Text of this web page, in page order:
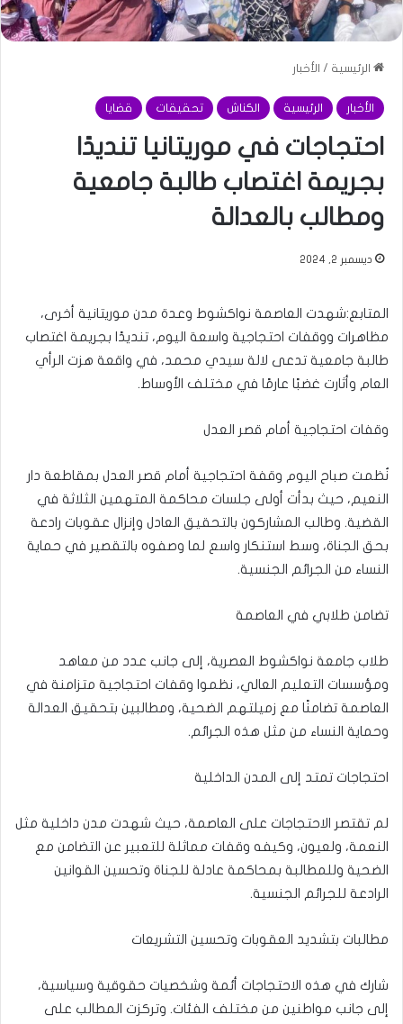
الرئيسية / الأخبار
الأخبار الرئيسية الكناش تحقيقات قضايا
احتجاجات في موريتانيا تنديدًا
بجريمة اغتصاب طالبة جامعية
ومطالب بالعدالة
ديسمبر 2, 2024
المتابع:شهدت العاصمة نواكشوط وعدة مدن موريتانية أخرى،
مظاهرات ووقفات احتجاجية واسعة اليوم، تنديدًا بجريمة اغتصاب
طالبة جامعية تدعى لالة سيدي محمد، في واقعة هزت الرأي
العام وأثارت غضبًا عارمًا في مختلف الأوساط.
وقفات احتجاجية أمام قصر العدل
نُظمت صباح اليوم وقفة احتجاجية أمام قصر العدل بمقاطعة دار
النعيم، حيث بدأت أولى جلسات محاكمة المتهمين الثلاثة في
القضية. وطالب المشاركون بالتحقيق العادل وإنزال عقوبات رادعة
بحق الجناة، وسط استنكار واسع لما وصفوه بالتقصير في حماية
النساء من الجرائم الجنسية.
تضامن طلابي في العاصمة
طلاب جامعة نواكشوط العصرية، إلى جانب عدد من معاهد
ومؤسسات التعليم العالي، نظموا وقفات احتجاجية متزامنة في
العاصمة تضامنًا مع زميلتهم الضحية، ومطالبين بتحقيق العدالة
وحماية النساء من مثل هذه الجرائم.
احتجاجات تمتد إلى المدن الداخلية
لم تقتصر الاحتجاجات على العاصمة، حيث شهدت مدن داخلية مثل
النعمة، ولعيون، وكيفه وقفات مماثلة للتعبير عن التضامن مع
الضحية وللمطالبة بمحاكمة عادلة للجناة وتحسين القوانين
الرادعة للجرائم الجنسية.
مطالبات بتشديد العقوبات وتحسين التشريعات
شارك في هذه الاحتجاجات أئمة وشخصيات حقوقية وسياسية،
إلى جانب مواطنين من مختلف الفئات. وتركزت المطالب على